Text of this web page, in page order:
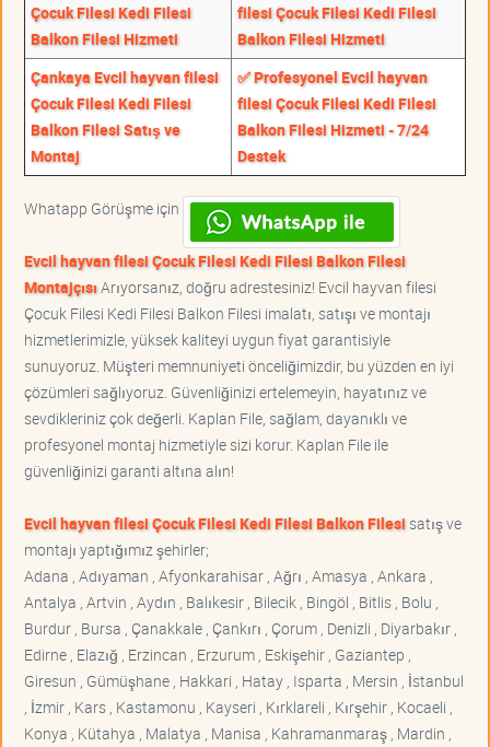
Çocuk Filesi Kedi Filesi
Balkon Filesi Hizmeti
filesi Çocuk Filesi Kedi Filesi
Balkon Filesi Hizmeti
Çankaya Evcil hayvan filesi
Çocuk Filesi Kedi Filesi
Balkon Filesi Satış ve
Montaj
✅ Profesyonel Evcil hayvan
filesi Çocuk Filesi Kedi Filesi
Balkon Filesi Hizmeti - 7/24
Destek
Whatapp Görüşme için
Evcil hayvan filesi Çocuk Filesi Kedi Filesi Balkon Filesi
MontajçısıArıyorsanız, doğru adrestesiniz! Evcil hayvan filesi
Çocuk Filesi Kedi Filesi Balkon Filesi imalatı, satışı ve montajı
hizmetlerimizle, yüksek kaliteyi uygun fiyat garantisiyle
sunuyoruz. Müşteri memnuniyeti önceliğimizdir, bu yüzden en iyi
çözümleri sağlıyoruz. Güvenliğinizi ertelemeyin, hayatınız ve
sevdikleriniz çok değerli. Kaplan File, sağlam, dayanıklı ve
profesyonel montaj hizmetiyle sizi korur. Kaplan File ile
güvenliğinizi garanti altına alın!
Evcil hayvan filesi Çocuk Filesi Kedi Filesi Balkon Filesisatış ve
montajı yaptığımız şehirler;
Adana , Adıyaman , Afyonkarahisar , Ağrı , Amasya , Ankara ,
Antalya , Artvin , Aydın , Balıkesir , Bilecik , Bingöl , Bitlis , Bolu ,
Burdur , Bursa , Çanakkale , Çankırı , Çorum , Denizli , Diyarbakır ,
Edirne , Elazığ , Erzincan , Erzurum , Eskişehir , Gaziantep ,
Giresun , Gümüşhane , Hakkari , Hatay , Isparta , Mersin , İstanbul
, İzmir , Kars , Kastamonu , Kayseri , Kırklareli , Kırşehir , Kocaeli ,
Konya , Kütahya , Malatya , Manisa , Kahramanmaraş , Mardin ,